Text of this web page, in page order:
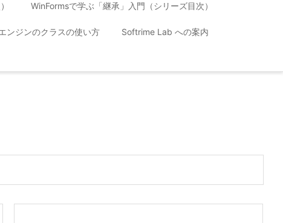
WinFormsで学ぶ「継承」入門（シリーズ目次）
ンジンのクラスの使い方 Softrime Lab への案内